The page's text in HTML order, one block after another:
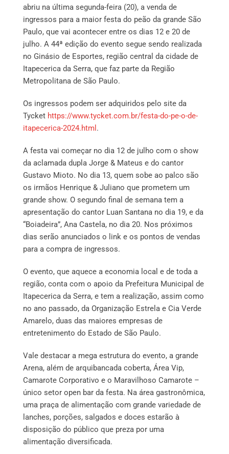
abriu na última segunda-feira (20), a venda de
ingressos para a maior festa do peão da grande São
Paulo, que vai acontecer entre os dias 12 e 20 de
julho. A 44ª edição do evento segue sendo realizada
no Ginásio de Esportes, região central da cidade de
Itapecerica da Serra, que faz parte da Região
Metropolitana de São Paulo.
Os ingressos podem ser adquiridos pelo site da
Tycket https://www.tycket.com.br/festa-do-pe-o-de-
itapecerica-2024.html .
A festa vai começar no dia 12 de julho com o show
da aclamada dupla Jorge & Mateus e do cantor
Gustavo Mioto. No dia 13, quem sobe ao palco são
os irmãos Henrique & Juliano que prometem um
grande show. O segundo final de semana tem a
apresentação do cantor Luan Santana no dia 19, e da
“Boiadeira”, Ana Castela, no dia 20. Nos próximos
dias serão anunciados o link e os pontos de vendas
para a compra de ingressos.
O evento, que aquece a economia local e de toda a
região, conta com o apoio da Prefeitura Municipal de
Itapecerica da Serra, e tem a realização, assim como
no ano passado, da Organização Estrela e Cia Verde
Amarelo, duas das maiores empresas de
entretenimento do Estado de São Paulo.
Vale destacar a mega estrutura do evento, a grande
Arena, além de arquibancada coberta, Área Vip,
Camarote Corporativo e o Maravilhoso Camarote –
único setor open bar da festa. Na área gastronômica,
uma praça de alimentação com grande variedade de
lanches, porções, salgados e doces estarão à
disposição do público que preza por uma
alimentação diversificada.